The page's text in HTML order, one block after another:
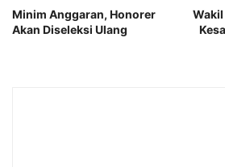
Minim Anggaran, Honorer
Akan Diseleksi Ulang